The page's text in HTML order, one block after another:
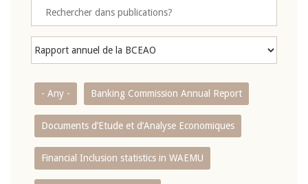
- Any - Banking Commission Annual Report
Documents d’Etude et d’Analyse Economiques
Financial Inclusion statistics in WAEMU